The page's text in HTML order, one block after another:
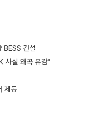
BESS 건설
사실 왜곡 유감"
제동